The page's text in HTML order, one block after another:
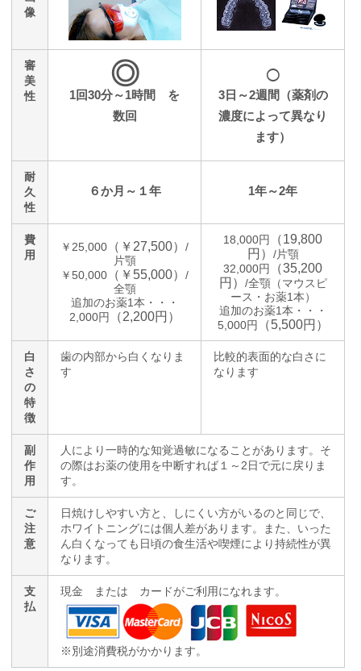
像
審
美
性
◎
1回30分～1時間 を
数回
○
3日～2週間（薬剤の
濃度によって異なり
ます）
耐
久
性
６か月～１年 1年～2年
費
用
￥25,000 （￥27,500）/
片顎
￥50,000 （￥55,000）/
全顎
追加のお薬1本・・・
2,000円
（2,200円）
18,000円
（19,800
円） /片顎
32,000円
（35,200
円） /全顎（マウスピ
ース・お薬1本）
追加のお薬1本・・・
5,000円
（5,500円）
白
さ
の
特
徴
歯の内部から白くなりま
す
比較的表面的な白さに
なります
副
作
用
人により一時的な知覚過敏になることがあります。そ
の際はお薬の使用を中断すれば１～2日で元に戻りま
す。
ご
注
意
日焼けしやすい方と、しにくい方がいるのと同じで、
ホワイトニングには個人差があります。また、いった
ん白くなっても日頃の食生活や喫煙により持続性が異
なります。
支
払
現金 または カードがご利用になれます。
※別途消費税がかかります。